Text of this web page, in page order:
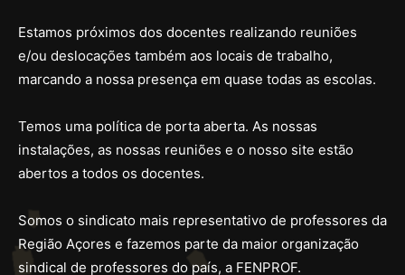
Estamos próximos dos docentes realizando reuniões
e/ou deslocações também aos locais de trabalho,
marcando a nossa presença em quase todas as escolas.
Temos uma política de porta aberta. As nossas
instalações, as nossas reuniões e o nosso site estão
abertos a todos os docentes.
Somos o sindicato mais representativo de professores da
Região Açores e fazemos parte da maior organização
sindical de professores do país, a FENPROF.